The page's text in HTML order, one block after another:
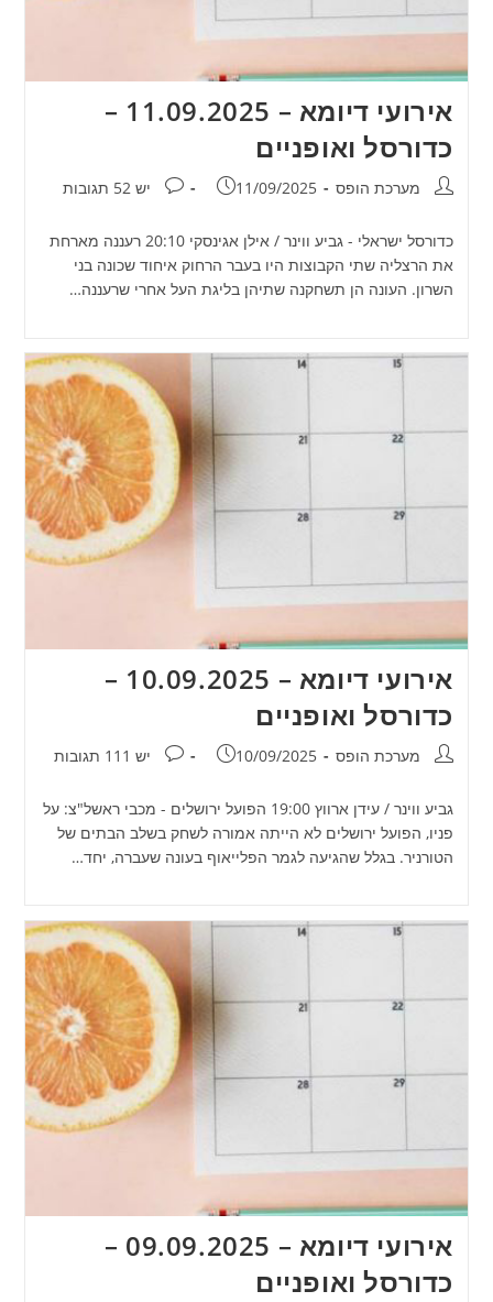
אירועי דיומא – 11.09.2025 –
כדורסל ואופניים
מחבר:מערכת הופס פורסם:
11/09/2025 תגובות:
יש 52 תגובות
כדורסל ישראלי - גביע ווינר / אילן אגינסקי 20:10 רעננה מארחת
את הרצליה שתי הקבוצות היו בעבר הרחוק איחוד שכונה בני
השרון. העונה הן תשחקנה שתיהן בליגת העל אחרי שרעננה…
אירועי דיומא – 10.09.2025 –
כדורסל ואופניים
מחבר:מערכת הופס פורסם:
10/09/2025 תגובות:
יש 111 תגובות
גביע ווינר / עידן ארווץ 19:00 הפועל ירושלים - מכבי ראשל"צ: על
פניו, הפועל ירושלים לא הייתה אמורה לשחק בשלב הבתים של
הטורניר. בגלל שהגיעה לגמר הפלייאוף בעונה שעברה, יחד…
אירועי דיומא – 09.09.2025 –
כדורסל ואופניים